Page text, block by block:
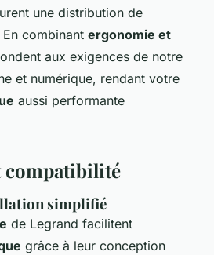
une distribution de
combinant ergonomie et
aux exigences de notre
et numérique, rendant votre
aussi performante
compatibilité
simplifié
de Legrand facilitent
grâce à leur conception